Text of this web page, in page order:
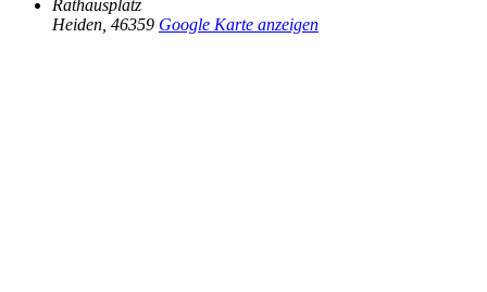
Rathausplatz
Heiden, 46359 Google Karte anzeigen